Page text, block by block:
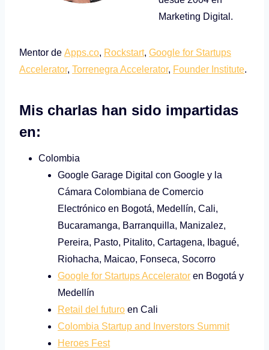
Marketing Digital.
Mentor de Apps.co, Rockstart, Google for Startups
Accelerator, Torrenegra Accelerator, Founder Institute.
Mis charlas han sido impartidas
en:
Colombia
Google Garage Digital con Google y la
Cámara Colombiana de Comercio
Electrónico en Bogotá, Medellín, Cali,
Bucaramanga, Barranquilla, Manizalez,
Pereira, Pasto, Pitalito, Cartagena, Ibagué,
Riohacha, Maicao, Fonseca, Socorro
Google for Startups Accelerator en Bogotá y
Medellín
Retail del futuro en Cali
Colombia Startup and Inverstors Summit
Heroes Fest